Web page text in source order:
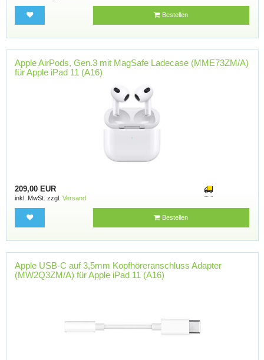
Bestellen
Apple AirPods, Gen.3 mit MagSafe Ladecase (MME73ZM/A)
für Apple iPad 11 (A16)
209,00 EUR
inkl. MwSt. zzgl. Versand
Bestellen
Apple USB-C auf 3,5mm Kopfhöreranschluss Adapter
(MW2Q3ZM/A) für Apple iPad 11 (A16)